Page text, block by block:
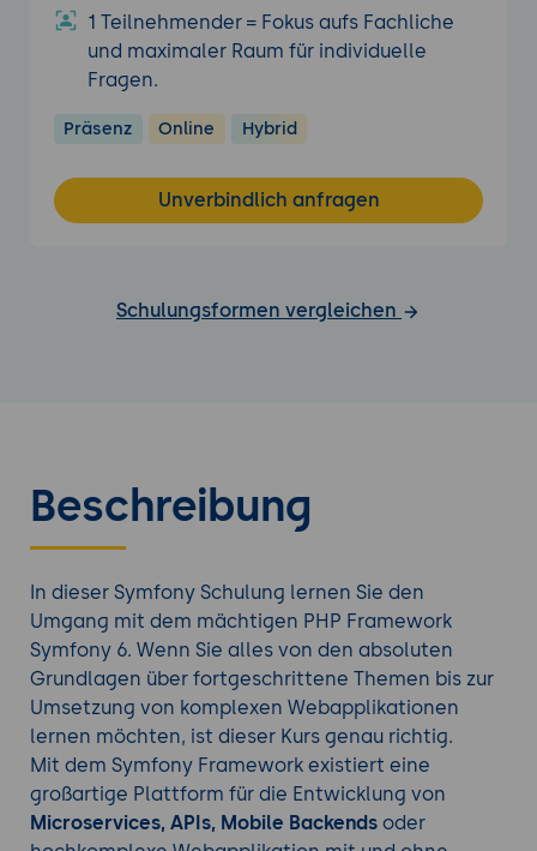
1 Teilnehmender = Fokus aufs Fachliche
und maximaler Raum für individuelle
Fragen.
Präsenz Online Hybrid
Unverbindlich anfragen
Schulungsformen vergleichen
Beschreibung
In dieser Symfony Schulung lernen Sie den
Umgang mit dem mächtigen PHP Framework
Symfony 6. Wenn Sie alles von den absoluten
Grundlagen über fortgeschrittene Themen bis zur
Umsetzung von komplexen Webapplikationen
lernen möchten, ist dieser Kurs genau richtig.
Mit dem Symfony Framework existiert eine
großartige Plattform für die Entwicklung von
Microservices, APIs, Mobile Backendsoder